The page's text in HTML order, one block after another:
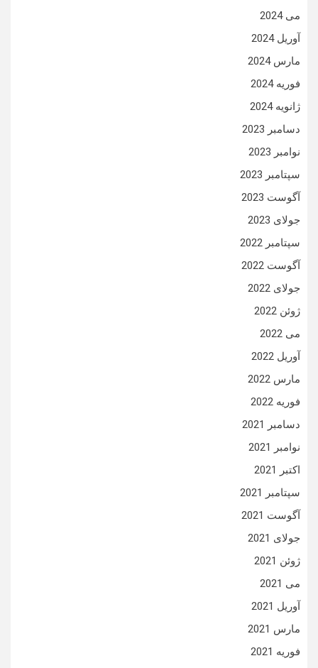
می 2024
آوریل 2024
مارس 2024
فوریه 2024
ژانویه 2024
دسامبر 2023
نوامبر 2023
سپتامبر 2023
آگوست 2023
جولای 2023
سپتامبر 2022
آگوست 2022
جولای 2022
ژوئن 2022
می 2022
آوریل 2022
مارس 2022
فوریه 2022
دسامبر 2021
نوامبر 2021
اکتبر 2021
سپتامبر 2021
آگوست 2021
جولای 2021
ژوئن 2021
می 2021
آوریل 2021
مارس 2021
فوریه 2021